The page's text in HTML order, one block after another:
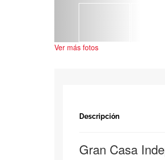
Ver más fotos
Descripción
Gran Casa